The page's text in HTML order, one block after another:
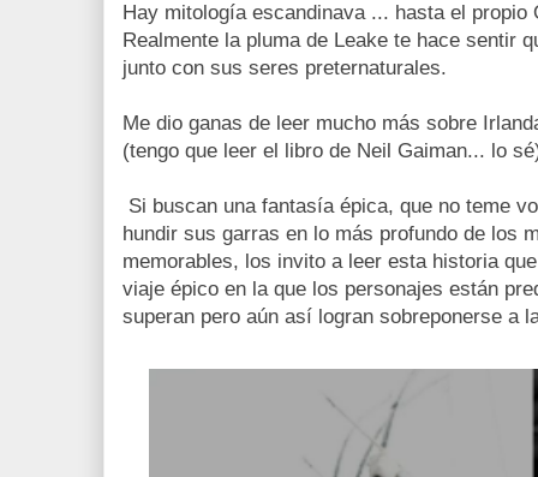
Hay mitología escandinava ... hasta el propio
Realmente la pluma de Leake te hace sentir
junto con sus seres preternaturales.
Me dio ganas de leer mucho más sobre
(tengo que leer el libro de Neil Gaiman... lo
Si buscan una fantasía épica, que no teme
hundir sus garras en lo más profundo de los
memorables, los invito a leer esta historia
viaje épico en la que los personajes están
superan pero aún así logran sobreponerse a